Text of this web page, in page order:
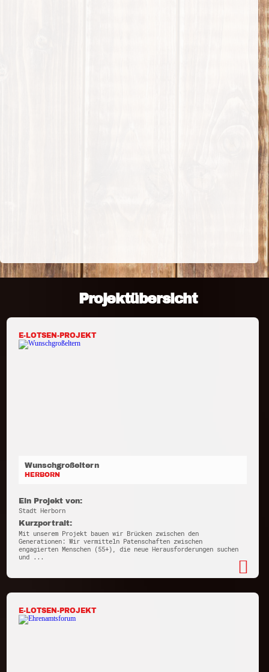
Projektübersicht
E-LOTSEN-PROJEKT
Wunschgroßeltern
HERBORN
Ein Projekt von:
Stadt Herborn
Kurzportrait:
Mit unserem Projekt bauen wir Brücken zwischen den
Generationen: Wir vermitteln Patenschaften zwischen
engagierten Menschen (55+), die neue Herausforderungen suchen
und ...
E-LOTSEN-PROJEKT